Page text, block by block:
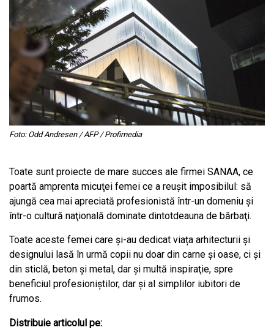
Foto: Odd Andresen / AFP / Profimedia
Toate sunt proiecte de mare succes ale firmei SANAA, ce
poartă amprenta micuţei femei ce a reuşit imposibilul: să
ajungă cea mai apreciată profesionistă într-un domeniu şi
într-o cultură naţională dominate dintotdeauna de bărbaţi.
Toate aceste femei care și-au dedicat viața arhitecturii și
designului lasă în urmă copii nu doar din carne şi oase, ci şi
din sticlă, beton și metal, dar şi multă inspiraţie, spre
beneficiul profesioniștilor, dar și al simplilor iubitori de
frumos.
Distribuie articolul pe: